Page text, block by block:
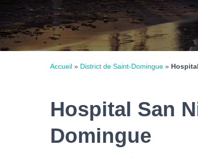
Accueil » District de Saint-Domingue »
Hospital San
Domingue